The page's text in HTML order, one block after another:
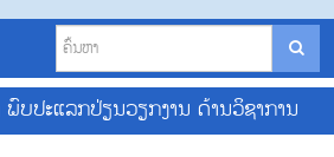
ບປະແລກປ່ຽນວຽກງານ ດ້ານວິຊາການ